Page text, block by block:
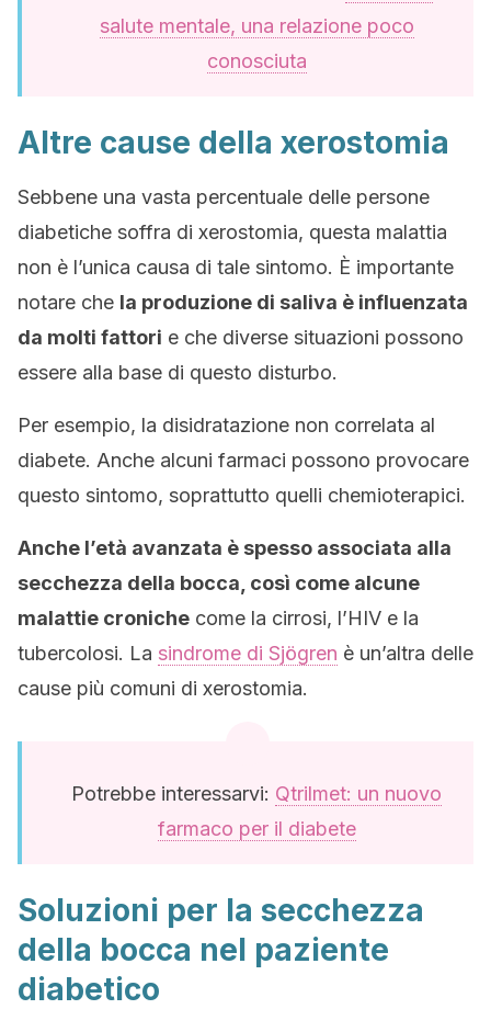
salute mentale, una relazione poco
conosciuta
Altre cause della xerostomia
Sebbene una vasta percentuale delle persone
diabetiche soffra di xerostomia, questa malattia
non è l’unica causa di tale sintomo. È importante
notare che la produzione di saliva è influenzata
da molti fattori e che diverse situazioni possono
essere alla base di questo disturbo.
Per esempio, la disidratazione non correlata al
diabete. Anche alcuni farmaci possono provocare
questo sintomo, soprattutto quelli chemioterapici.
Anche l’età avanzata è spesso associata alla
secchezza della bocca, così come alcune
malattie croniche come la cirrosi, l’HIV e la
tubercolosi. La sindrome di Sjögren è un’altra delle
cause più comuni di xerostomia.
Potrebbe interessarvi: Qtrilmet: un nuovo
farmaco per il diabete
Soluzioni per la secchezza
della bocca nel paziente
diabetico